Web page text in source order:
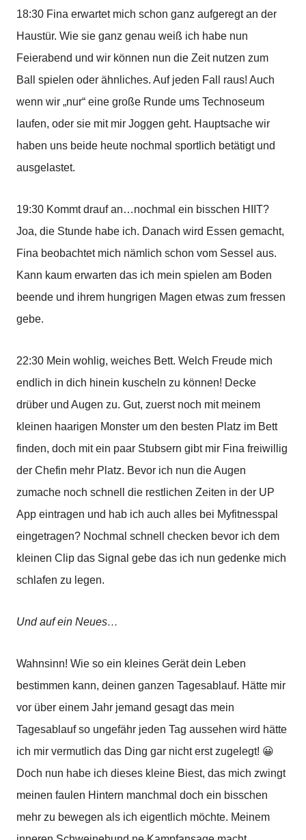
18:30 Fina erwartet mich schon ganz aufgeregt an der
Haustür. Wie sie ganz genau weiß ich habe nun
Feierabend und wir können nun die Zeit nutzen zum
Ball spielen oder ähnliches. Auf jeden Fall raus! Auch
wenn wir „nur“ eine große Runde ums Technoseum
laufen, oder sie mit mir Joggen geht. Hauptsache wir
haben uns beide heute nochmal sportlich betätigt und
ausgelastet.
19:30 Kommt drauf an…nochmal ein bisschen HIIT?
Joa, die Stunde habe ich. Danach wird Essen gemacht,
Fina beobachtet mich nämlich schon vom Sessel aus.
Kann kaum erwarten das ich mein spielen am Boden
beende und ihrem hungrigen Magen etwas zum fressen
gebe.
22:30 Mein wohlig, weiches Bett. Welch Freude mich
endlich in dich hinein kuscheln zu können! Decke
drüber und Augen zu. Gut, zuerst noch mit meinem
kleinen haarigen Monster um den besten Platz im Bett
finden, doch mit ein paar Stubsern gibt mir Fina freiwillig
der Chefin mehr Platz. Bevor ich nun die Augen
zumache noch schnell die restlichen Zeiten in der UP
App eintragen und hab ich auch alles bei Myfitnesspal
eingetragen? Nochmal schnell checken bevor ich dem
kleinen Clip das Signal gebe das ich nun gedenke mich
schlafen zu legen.
Und auf ein Neues…
Wahnsinn! Wie so ein kleines Gerät dein Leben
bestimmen kann, deinen ganzen Tagesablauf. Hätte mir
vor über einem Jahr jemand gesagt das mein
Tagesablauf so ungefähr jeden Tag aussehen wird hätte
ich mir vermutlich das Ding gar nicht erst zugelegt! 😀
Doch nun habe ich dieses kleine Biest, das mich zwingt
meinen faulen Hintern manchmal doch ein bisschen
mehr zu bewegen als ich eigentlich möchte. Meinem